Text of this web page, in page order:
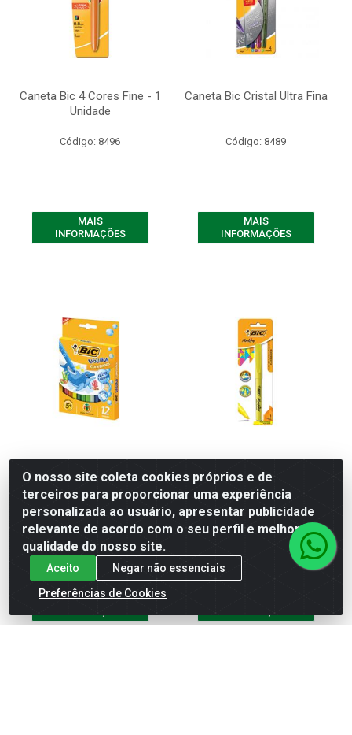
Caneta Bic 4 Cores Fine - 1
Unidade
Código: 8496
MAIS
INFORMAÇÕES
Caneta Bic Cristal Ultra Fina
Código: 8489
MAIS
INFORMAÇÕES
Canetinha Bic Evolution Ultra
Lavável - 12 Cores
Código: 7146
MAIS
BIC MARCA TEXTO FINO SM
C/1 AMARELO
Código: 10466
O nosso site coleta cookies próprios e de
terceiros para proporcionar uma experiência
personalizada ao usuário, apresentar publicidade
relevante de acordo com o seu perfil e melhorar a
qualidade do nosso site.
Aceito
Negar não essenciais
Preferências de Cookies